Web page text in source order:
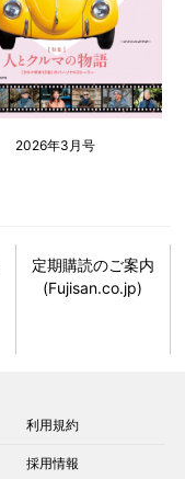
2026年3月号
定期購読のご案内
(Fujisan.co.jp)
利用規約
採用情報